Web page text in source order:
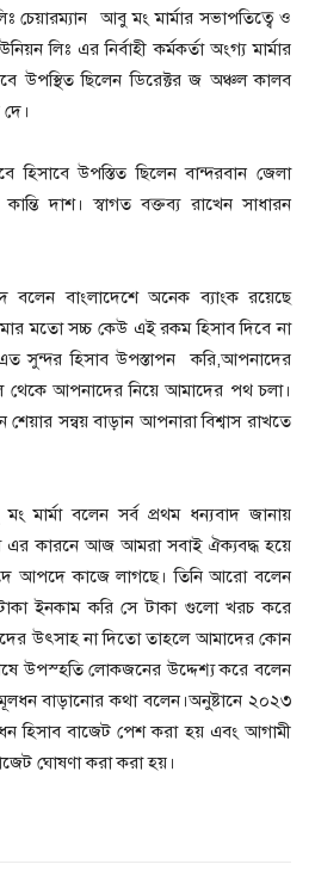
চেয়ারম্যান আবু মং মার্মার সভাপতিত্বে ও
লিঃ এর নির্বাহী কর্মকর্তা অংগ্য মার্মার
উপস্থিত ছিলেন ডিরেক্টর জ অঞ্চল কালব
হিসাবে উপস্তিত ছিলেন বান্দরবান জেলা
দাশ। স্বাগত বক্তব্য রাখেন সাধারন
বলেন বাংলাদেশে অনেক ব্যাংক রয়েছে
মতো সচ্চ কেউ এই রকম হিসাব দিবে না
সুন্দর হিসাব উপস্তাপন করি,আপনাদের
আপনাদের নিয়ে আমাদের পথ চলা।
সন্বয় বাড়ান আপনারা বিশ্বাস রাখতে
মার্মা বলেন সর্ব প্রথম ধন্যবাদ জানায়
এর কারনে আজ আমরা সবাই ঐক্যবদ্ধ হয়ে
আপদে কাজে লাগছে। তিনি আরো বলেন
ইনকাম করি সে টাকা গুলো খরচ করে
উৎসাহ না দিতো তাহলে আমাদের কোন
উপস্হতি লোকজনের উদ্দেশ্য করে বলেন
বাড়ানোর কথা বলেন।অনুষ্টানে ২০২৩
হিসাব বাজেট পেশ করা হয় এবং আগামী
ঘোষণা করা করা হয়।